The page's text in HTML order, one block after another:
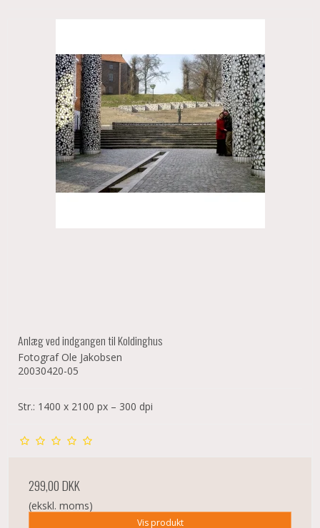
Anlæg ved indgangen til Koldinghus
Fotograf Ole Jakobsen
20030420-05
Str.: 1400 x 2100 px – 300 dpi
299,00 DKK
(ekskl. moms)
Vis produkt